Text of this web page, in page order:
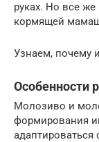
руках. Но все
кормящей
Узнаем, почему
Особенности
Молозиво и
формирования